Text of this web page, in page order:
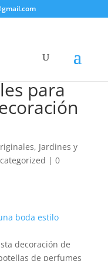
para
, Jardines y
| 0
decoración de
de perfumes